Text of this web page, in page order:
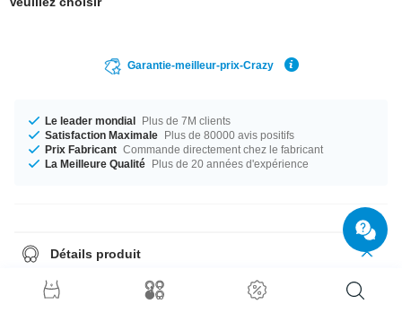
Garantie-meilleur-prix-Crazy
Le leader mondial Plus de 7M clients
Satisfaction Maximale Plus de 80000 avis positifs
Prix Fabricant Commande directement chez le fabricant
La Meilleure Qualité Plus de 20 années d'expérience
Détails produit
En stock pour toi dans un diamètre de 1.2 mm. Diamètres 4.5 mm et 6 mm
en stock. Une boule 3 mm se marie parfaitement avec cette jolie petite